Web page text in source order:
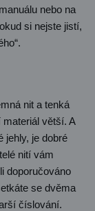
nebo na
si nejste jistí,
nit a tenká
materiál větší. A
jehly, je dobré
nití vám
doporučováno
se dvěma
číslování.